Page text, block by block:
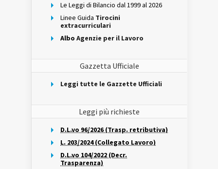
Le Leggi di Bilancio dal 1999 al 2026
Linee Guida Tirocini
extracurriculari
Albo Agenzie per il Lavoro
Gazzetta Ufficiale
Leggi tutte le Gazzette Ufficiali
Leggi più richieste
D.L.vo 96/2026 (Trasp. retributiva)
L. 203/2024 (Collegato Lavoro)
D.L.vo 104/2022 (Decr.
Trasparenza)